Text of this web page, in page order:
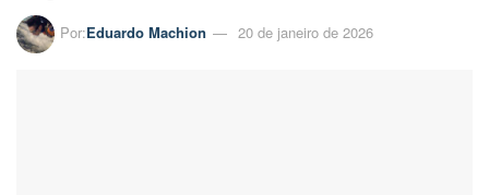
Por:Eduardo Machion 20 de janeiro de 2026